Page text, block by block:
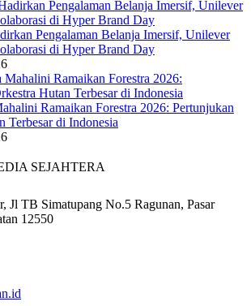
Pengalaman Belanja Imersif, Unilever
di Hyper Brand Day
Ramaikan Forestra 2026: Pertunjukan
Terbesar di Indonesia
SEJAHTERA
Jl TB Simatupang No.5 Ragunan, Pasar
12550